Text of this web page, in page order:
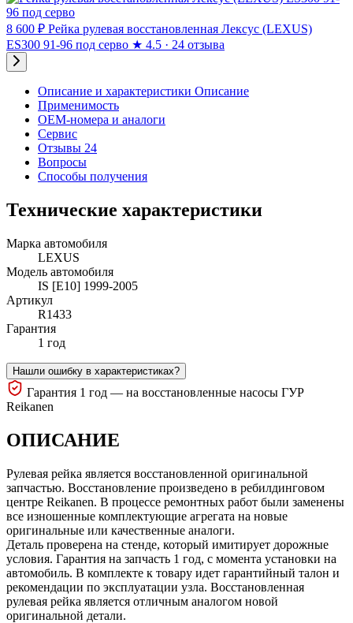
8 600 ₽ Рейка рулевая восстановленная Лексус (LEXUS)
ES300 91-96 под серво ★ 4.5 · 24 отзыва
Описание и характеристики Описание
Применимость
OEM-номера и аналоги
Сервис
Отзывы 24
Вопросы
Способы получения
Технические характеристики
Марка автомобиля
LEXUS
Модель автомобиля
IS [E10] 1999-2005
Артикул
R1433
Гарантия
1 год
Нашли ошибку в характеристиках?
Гарантия 1 год — на восстановленные насосы ГУР
Reikanen
ОПИСАНИЕ
Рулевая рейка является восстановленной оригинальной
запчастью. Восстановление произведено в ребилдинговом
центре Reikanen. В процессе ремонтных работ были заменены
все изношенные комплектующие агрегата на новые
оригинальные или качественные аналоги.
Деталь проверена на стенде, который имитирует дорожные
условия. Гарантия на запчасть 1 год, с момента установки на
автомобиль. В комплекте к товару идет гарантийный талон и
рекомендации по эксплуатации узла. Восстановленная
рулевая рейка является отличным аналогом новой
оригинальной детали.